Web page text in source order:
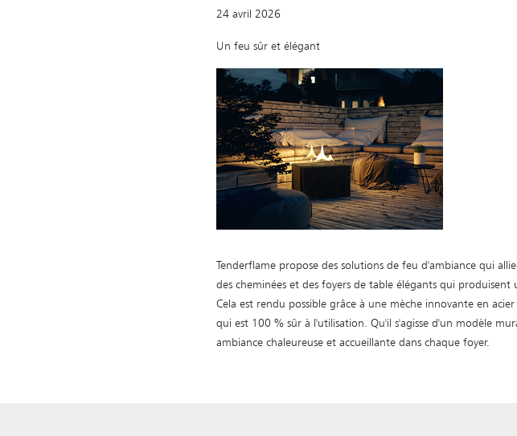
24 avril 2026
Un feu sûr et élégant
Tenderflame propose des solutions de feu d'ambiance qui
des cheminées et des foyers de table élégants qui
Cela est rendu possible grâce à une mèche innovante en
qui est 100 % sûr à l'utilisation. Qu'il s'agisse d'un modèle
ambiance chaleureuse et accueillante dans chaque foyer.